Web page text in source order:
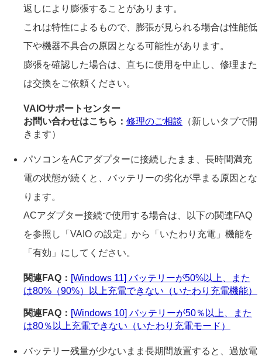
返しにより膨張することがあります。
これは特性によるもので、膨張が見られる場合は性能低
下や機器不具合の原因となる可能性があります。
膨張を確認した場合は、直ちに使用を中止し、修理また
は交換をご依頼ください。
VAIOサポートセンター
お問い合わせはこちら： 修理のご相談 （新しいタブで開
きます）
パソコンをACアダプターに接続したまま、長時間満充
電の状態が続くと、バッテリーの劣化が早まる原因とな
ります。
ACアダプター接続で使用する場合は、以下の関連FAQ
を参照し「VAIO の設定」から「いたわり充電」機能を
「有効」にしてください。
関連FAQ： [Windows 11] バッテリーが50%以上、また
は80%（90%）以上充電できない（いたわり充電機能）
関連FAQ： [Windows 10] バッテリーが50％以上、また
は80％以上充電できない（いたわり充電モード）
バッテリー残量が少ないまま長期間放置すると、過放電